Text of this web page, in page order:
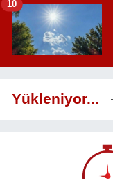
10
Yükleniyor...